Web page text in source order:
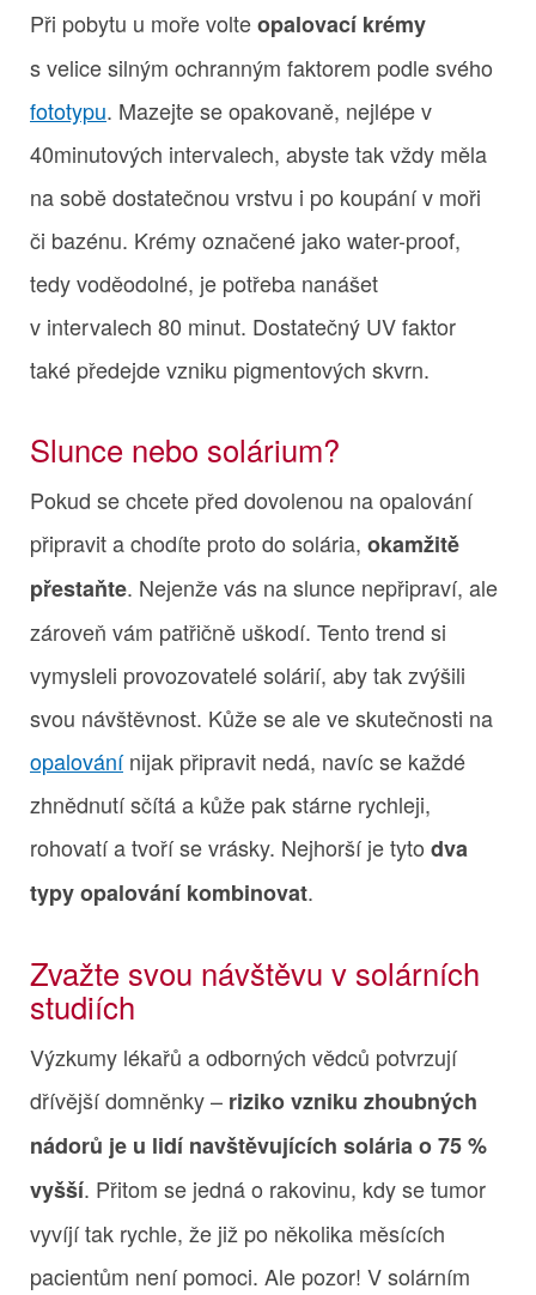
Při pobytu u moře volteopalovací krémy
s velice silným ochranným faktorem podle svého
fototypu. Mazejte se opakovaně, nejlépe v
40minutových intervalech, abyste tak vždy měla
na sobě dostatečnou vrstvu i po koupání v moři
či bazénu. Krémy označené jako water-proof,
tedy voděodolné, je potřeba nanášet
v intervalech 80 minut. Dostatečný UV faktor
také předejde vzniku pigmentových skvrn.
Slunce nebo solárium?
Pokud se chcete před dovolenou na opalování
připravit a chodíte proto do solária, okamžitě
přestaňte. Nejenže vás na slunce nepřipraví, ale
zároveň vám patřičně uškodí. Tento trend si
vymysleli provozovatelé solárií, aby tak zvýšili
svou návštěvnost. Kůže se ale ve skutečnosti na
opalovánínijak připravit nedá, navíc se každé
zhnědnutí sčítá a kůže pak stárne rychleji,
rohovatí a tvoří se vrásky. Nejhorší je tyto dva
typy opalování kombinovat.
Zvažte svou návštěvu v solárních
studiích
Výzkumy lékařů a odborných vědců potvrzují
dřívější domněnky – riziko vzniku zhoubných
nádorů je u lidí navštěvujících solária o 75 %
vyšší. Přitom se jedná o rakovinu, kdy se tumor
vyvíjí tak rychle, že již po několika měsících
pacientům není pomoci. Ale pozor! V solárním